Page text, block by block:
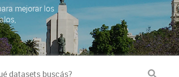
mejorar los